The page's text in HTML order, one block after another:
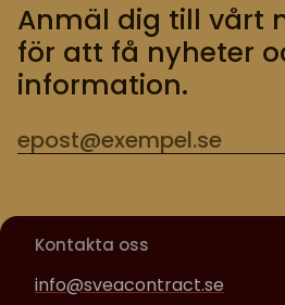
Anmäl dig till vårt
för att få nyheter
information.
Kontakta oss
info@sveacontract.se